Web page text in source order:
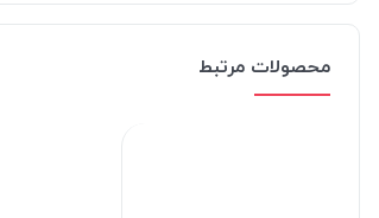
محصولات مرتبط